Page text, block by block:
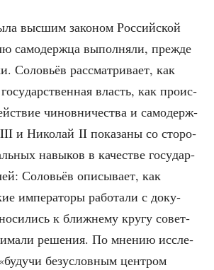
выс­шим зако­ном Рос­сий­ской
само­держ­ца выпол­ня­ли, преж­де
Соло­вьёв рас­смат­ри­ва­ет, как
власть, как про­ис­
чинов­ни­че­ства и само­держ­
и Нико­лай II пока­за­ны со сто­ро­
навы­ков в каче­стве госу­дар­
Соло­вьёв опи­сы­ва­ет, как
импе­ра­то­ры рабо­та­ли с доку­
к ближ­не­му кру­гу совет­
реше­ния. По мне­нию иссле­
без­услов­ным цен­тром